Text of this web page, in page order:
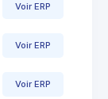
Voir ERP
Voir ERP
Voir ERP